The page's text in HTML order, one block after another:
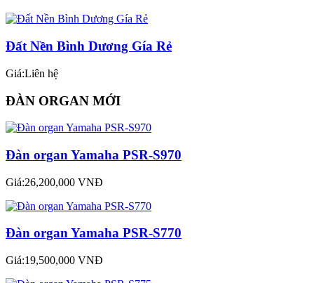
Đất Nền Bình Dương Gía Rẻ
Giá:Liên hệ
ĐÀN ORGAN MỚI
Đàn organ Yamaha PSR-S970
Giá:26,200,000 VNĐ
Đàn organ Yamaha PSR-S770
Giá:19,500,000 VNĐ